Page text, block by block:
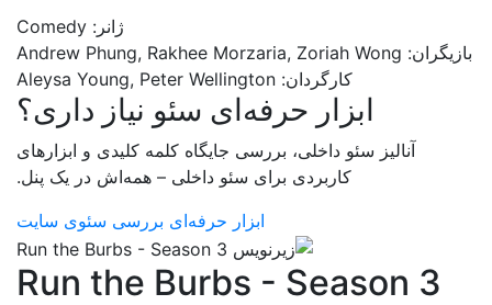
ژانر: Comedy
بازیگران: Andrew Phung, Rakhee Morzaria, Zoriah Wong
کارگردان: Aleysa Young, Peter Wellington
ابزار حرفه‌ای سئو نیاز داری؟
آنالیز سئو داخلی، بررسی جایگاه کلمه کلیدی و ابزارهای
کاربردی برای سئو داخلی – همه‌اش در یک پنل.
ابزار حرفه‌ای بررسی سئوی سایت
Run the Burbs - Season 3